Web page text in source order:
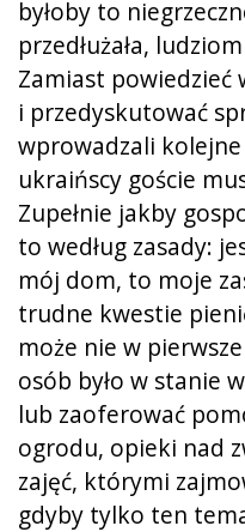
byłoby to
przedłużała,
Zamiast powiedzieć
i przedyskutować
wprowadzali
ukraińscy goście
Zupełnie jakby
to według zasady:
mój dom, to moje
trudne kwestie
może nie w
osób było w stanie
lub zaoferować
ogrodu, opieki nad
zajęć, którymi
gdyby tylko ten